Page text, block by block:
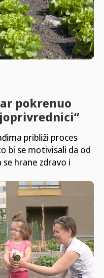
pokrenuo
približi proces
bi se motivisali da od
hrane zdravo i